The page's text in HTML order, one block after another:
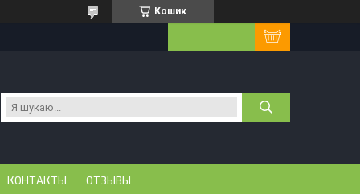
Кошик
КОНТАКТЫ ОТЗЫВЫ